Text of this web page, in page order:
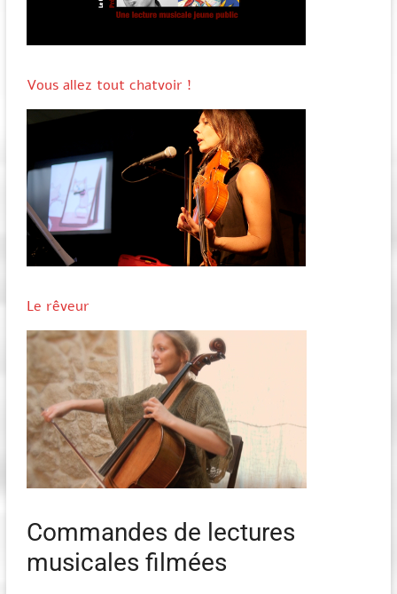
Vous allez tout chatvoir !
Le rêveur
Commandes de lectures
musicales filmées